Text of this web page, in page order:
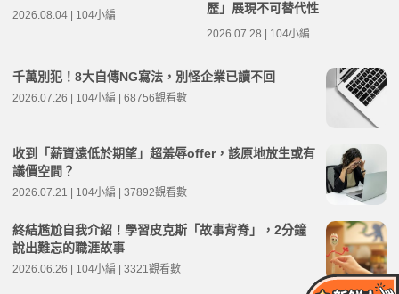
2026.08.04 | 104小編
歷」展現不可替代性
2026.07.28 | 104小編
千萬別犯！8大自傳NG寫法，別怪企業已讀不回
2026.07.26 | 104小編 | 68756觀看數
收到「薪資遠低於期望」超羞辱offer，該原地放生或有
議價空間？
2026.07.21 | 104小編 | 37892觀看數
終結尷尬自我介紹！學習皮克斯「故事背脊」，2分鐘
說出難忘的職涯故事
2026.06.26 | 104小編 | 3321觀看數